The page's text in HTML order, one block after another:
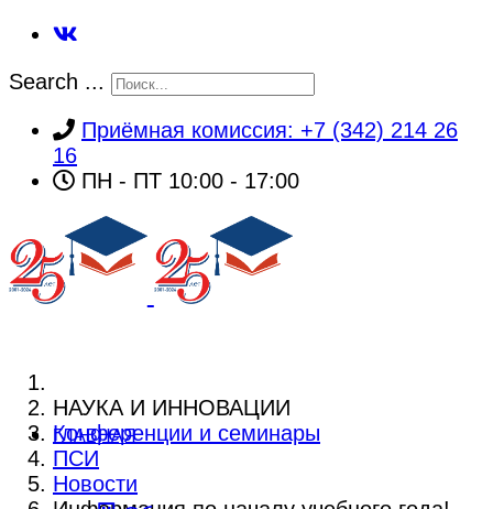
Search ...
Приёмная комиссия: +7 (342) 214 26
16
ПН - ПТ 10:00 - 17:00
ГЛАВНАЯ
НАУКА И ИННОВАЦИИ
Конференции и семинары
ПСИ
Новости